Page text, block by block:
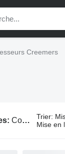
Creemers
Compresseurs Creemers Trier:
Mise en